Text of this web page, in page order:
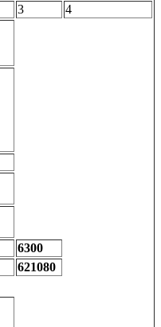
3
4
6300
621080